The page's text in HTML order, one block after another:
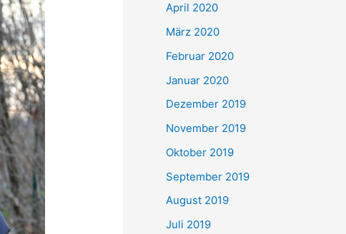
April 2020
März 2020
Februar 2020
Januar 2020
Dezember 2019
November 2019
Oktober 2019
September 2019
August 2019
Juli 2019